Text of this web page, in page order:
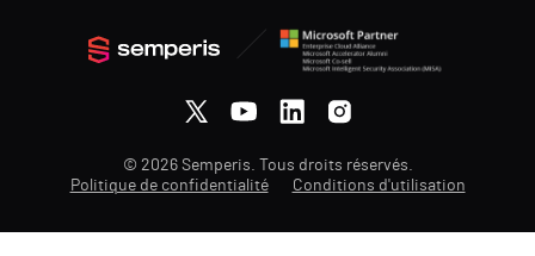
© 2026 Semperis. Tous droits réservés.
Politique de confidentialité
Conditions d'utilisation